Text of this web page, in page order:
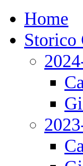
Home
Storico